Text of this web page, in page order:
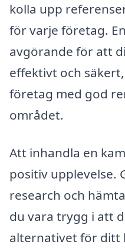
kolla upp
för varje företag.
avgörande för att
effektivt och
företag med god
området.
Att inhandla en
positiv upplevelse.
research och
du vara trygg i att
alternativet för ditt